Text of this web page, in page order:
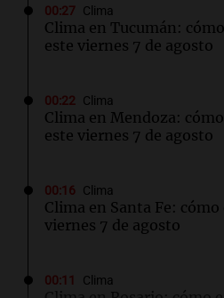
00:27 Clima
Clima en Tucumán:
este viernes 7 de agosto
00:22 Clima
Clima en Mendoza:
este viernes 7 de agosto
00:16 Clima
Clima en Santa Fe:
viernes 7 de agosto
00:11 Clima